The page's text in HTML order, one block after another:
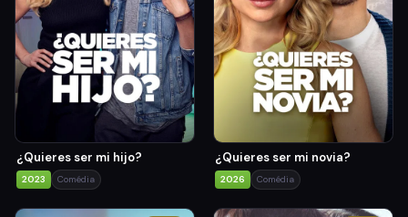
¿Quieres ser mi hijo?
2023 Comédia
¿Quieres ser mi novia?
2026 Comédia